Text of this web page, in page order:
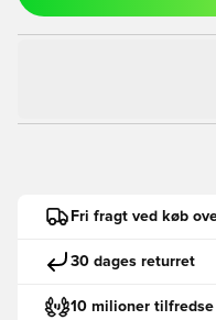
Fri fragt ved køb
30 dages returret
10 milioner